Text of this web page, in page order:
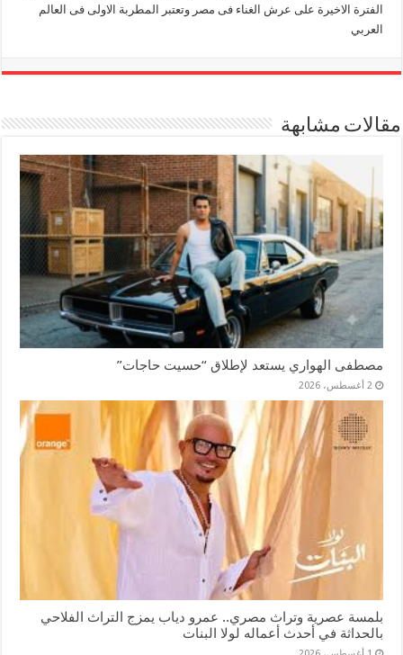
الفترة الاخيرة على عرش الغناء فى مصر وتعتبر المطربة الاولى فى العالم
العربي
مقالات مشابهة
مصطفى الهواري يستعد لإطلاق “حسيت حاجات”
2 أغسطس، 2026
بلمسة عصرية وتراث مصري.. عمرو دياب يمزج التراث الفلاحي
بالحداثة في أحدث أعماله لولا البنات